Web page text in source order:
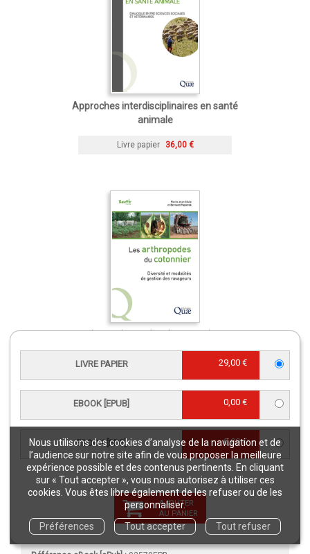
Nous utilisons des cookies d’analyse de la navigation et de
l’audience sur notre site afin de vous proposer la meilleure
expérience possible et des contenus pertinents. En cliquant
sur « Tout accepter », vous nous autorisez à utiliser ces
cookies. Vous êtes libre également de les refuser ou de les
personnaliser.
Préférences
Tout accepter Tout refuser
LIVRE PAPIER 29,00 €
EBOOK [EPUB] 0,00 €
EBOOK [PDF] 0,00 €
AJOUTER
AU PANIER
Approches interdisciplinaires en santé
animale
Livre papier 36,00 €
Les arthropodes du cotonnier
Livre papier
CARACTÉRISTIQUES
Langue(s) :Français
Éditeur :
Éditions Quae
Édition :
1reédition
Hors Collection
Publication :11 janvier 2018
Référence Livre papier :02579